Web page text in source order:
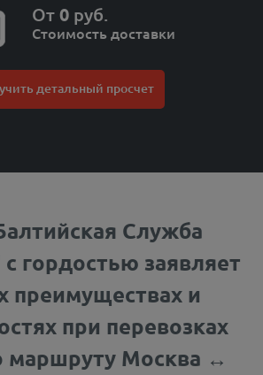
От0руб.
Стоимость доставки
детальный просчет
Служба
гордостью заявляет
преимуществах и
при перевозках
маршруту Москва ↔